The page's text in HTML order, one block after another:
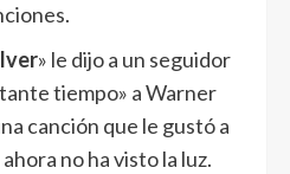
» le dijo a un seguidor
tiempo» a Warner
canción que le gustó a
no ha visto la luz.